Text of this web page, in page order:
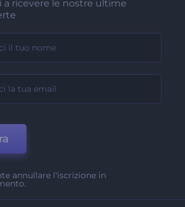
a ricevere le nostre ultime
annullare l'iscrizione in